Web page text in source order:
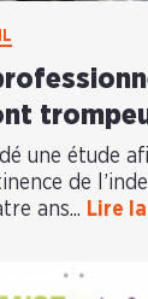
une étude
de
ans... Lire